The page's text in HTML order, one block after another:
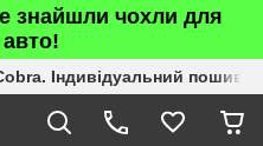
знайшли чохли для
Індивідуальний пошив.